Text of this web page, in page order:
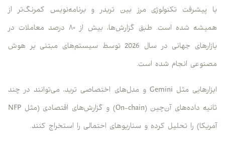
با پیشرفت تکنولوژی مرز بین تریدر و برنامه‌نویس کمرنگ‌تر از
همیشه شده است. طبق گزارش‌ها، بیش از ۸۰ درصد معاملات در
بازارهای جهانی در سال 2026 توسط سیستم‌های مبتنی بر هوش
مصنوعی انجام شده است.
ابزارهایی مثل Gemini و مدل‌های اختصاصی ترید، می‌توانند در چند
ثانیه داده‌های آن‌چین (On-chain) و گزارش‌های اقتصادی (مثل NFP
آمریکا) را تحلیل کرده و سناریوهای احتمالی را استخراج کنند.